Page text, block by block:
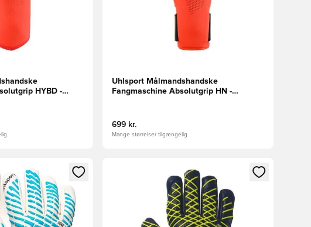
HYBD -
Uhlsport Målmandshandske
Fangmaschine Absolutgrip HN -
699 kr.
Mange størrelser tilgængelig
at logge ind eller tilmelde dig som medlemÅbner en Modal til at logge ind eller tilmelde dig